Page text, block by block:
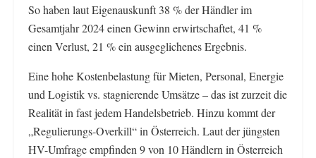
So haben laut Eigenauskunft 38 % der Händler im
Gesamtjahr 2024 einen Gewinn erwirtschaftet, 41 %
einen Verlust, 21 % ein ausgeglichenes Ergebnis.
Eine hohe Kostenbelastung für Mieten, Personal, Energie
und Logistik vs. stagnierende Umsätze – das ist zurzeit die
Realität in fast jedem Handelsbetrieb. Hinzu kommt der
„Regulierungs-Overkill“ in Österreich. Laut der jüngsten
HV-Umfrage empfinden 9 von 10 Händlern in Österreich